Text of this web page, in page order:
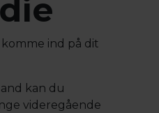
ind på dit
kan du
videregående